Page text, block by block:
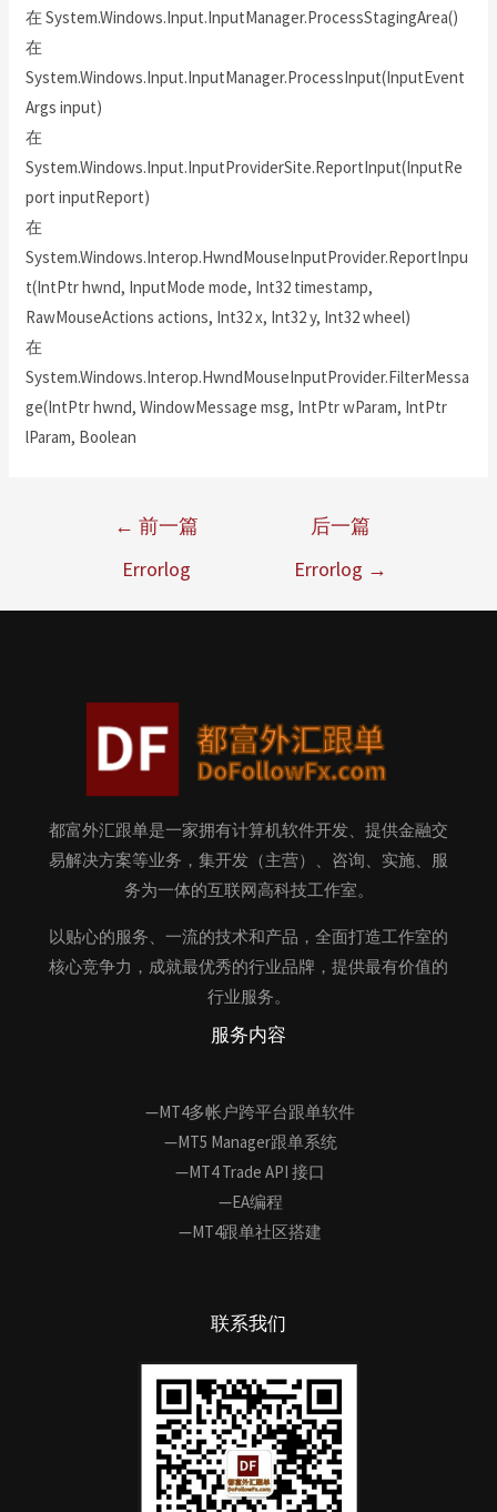
在 System.Windows.Input.InputManager.ProcessStagingArea()
在
System.Windows.Input.InputManager.ProcessInput(InputEvent
Args input)
在
System.Windows.Input.InputProviderSite.ReportInput(InputRe
port inputReport)
在
System.Windows.Interop.HwndMouseInputProvider.ReportInpu
t(IntPtr hwnd, InputMode mode, Int32 timestamp,
RawMouseActions actions, Int32 x, Int32 y, Int32 wheel)
在
System.Windows.Interop.HwndMouseInputProvider.FilterMessa
ge(IntPtr hwnd, WindowMessage msg, IntPtr wParam, IntPtr
lParam, Boolean
← 前一篇
Errorlog
后一篇
Errorlog →
都富外汇跟单是一家拥有计算机软件开发、提供金融交
易解决方案等业务，集开发（主营）、咨询、实施、服
务为一体的互联网高科技工作室。
以贴心的服务、一流的技术和产品，全面打造工作室的
核心竞争力，成就最优秀的行业品牌，提供最有价值的
行业服务。
服务内容
—MT4多帐户跨平台跟单软件
—MT5 Manager跟单系统
—MT4 Trade API 接口
—EA编程
—MT4跟单社区搭建
联系我们